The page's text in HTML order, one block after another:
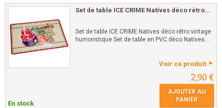
Set de table ICE CRIME Natives déco rétro...
Set de table ICE CRIME Natives déco rétro vintage
humoristique Set de table en PVC déco Natives...
Voir ce produit
2,90 €
En stock
AJOUTER AU
PANIER